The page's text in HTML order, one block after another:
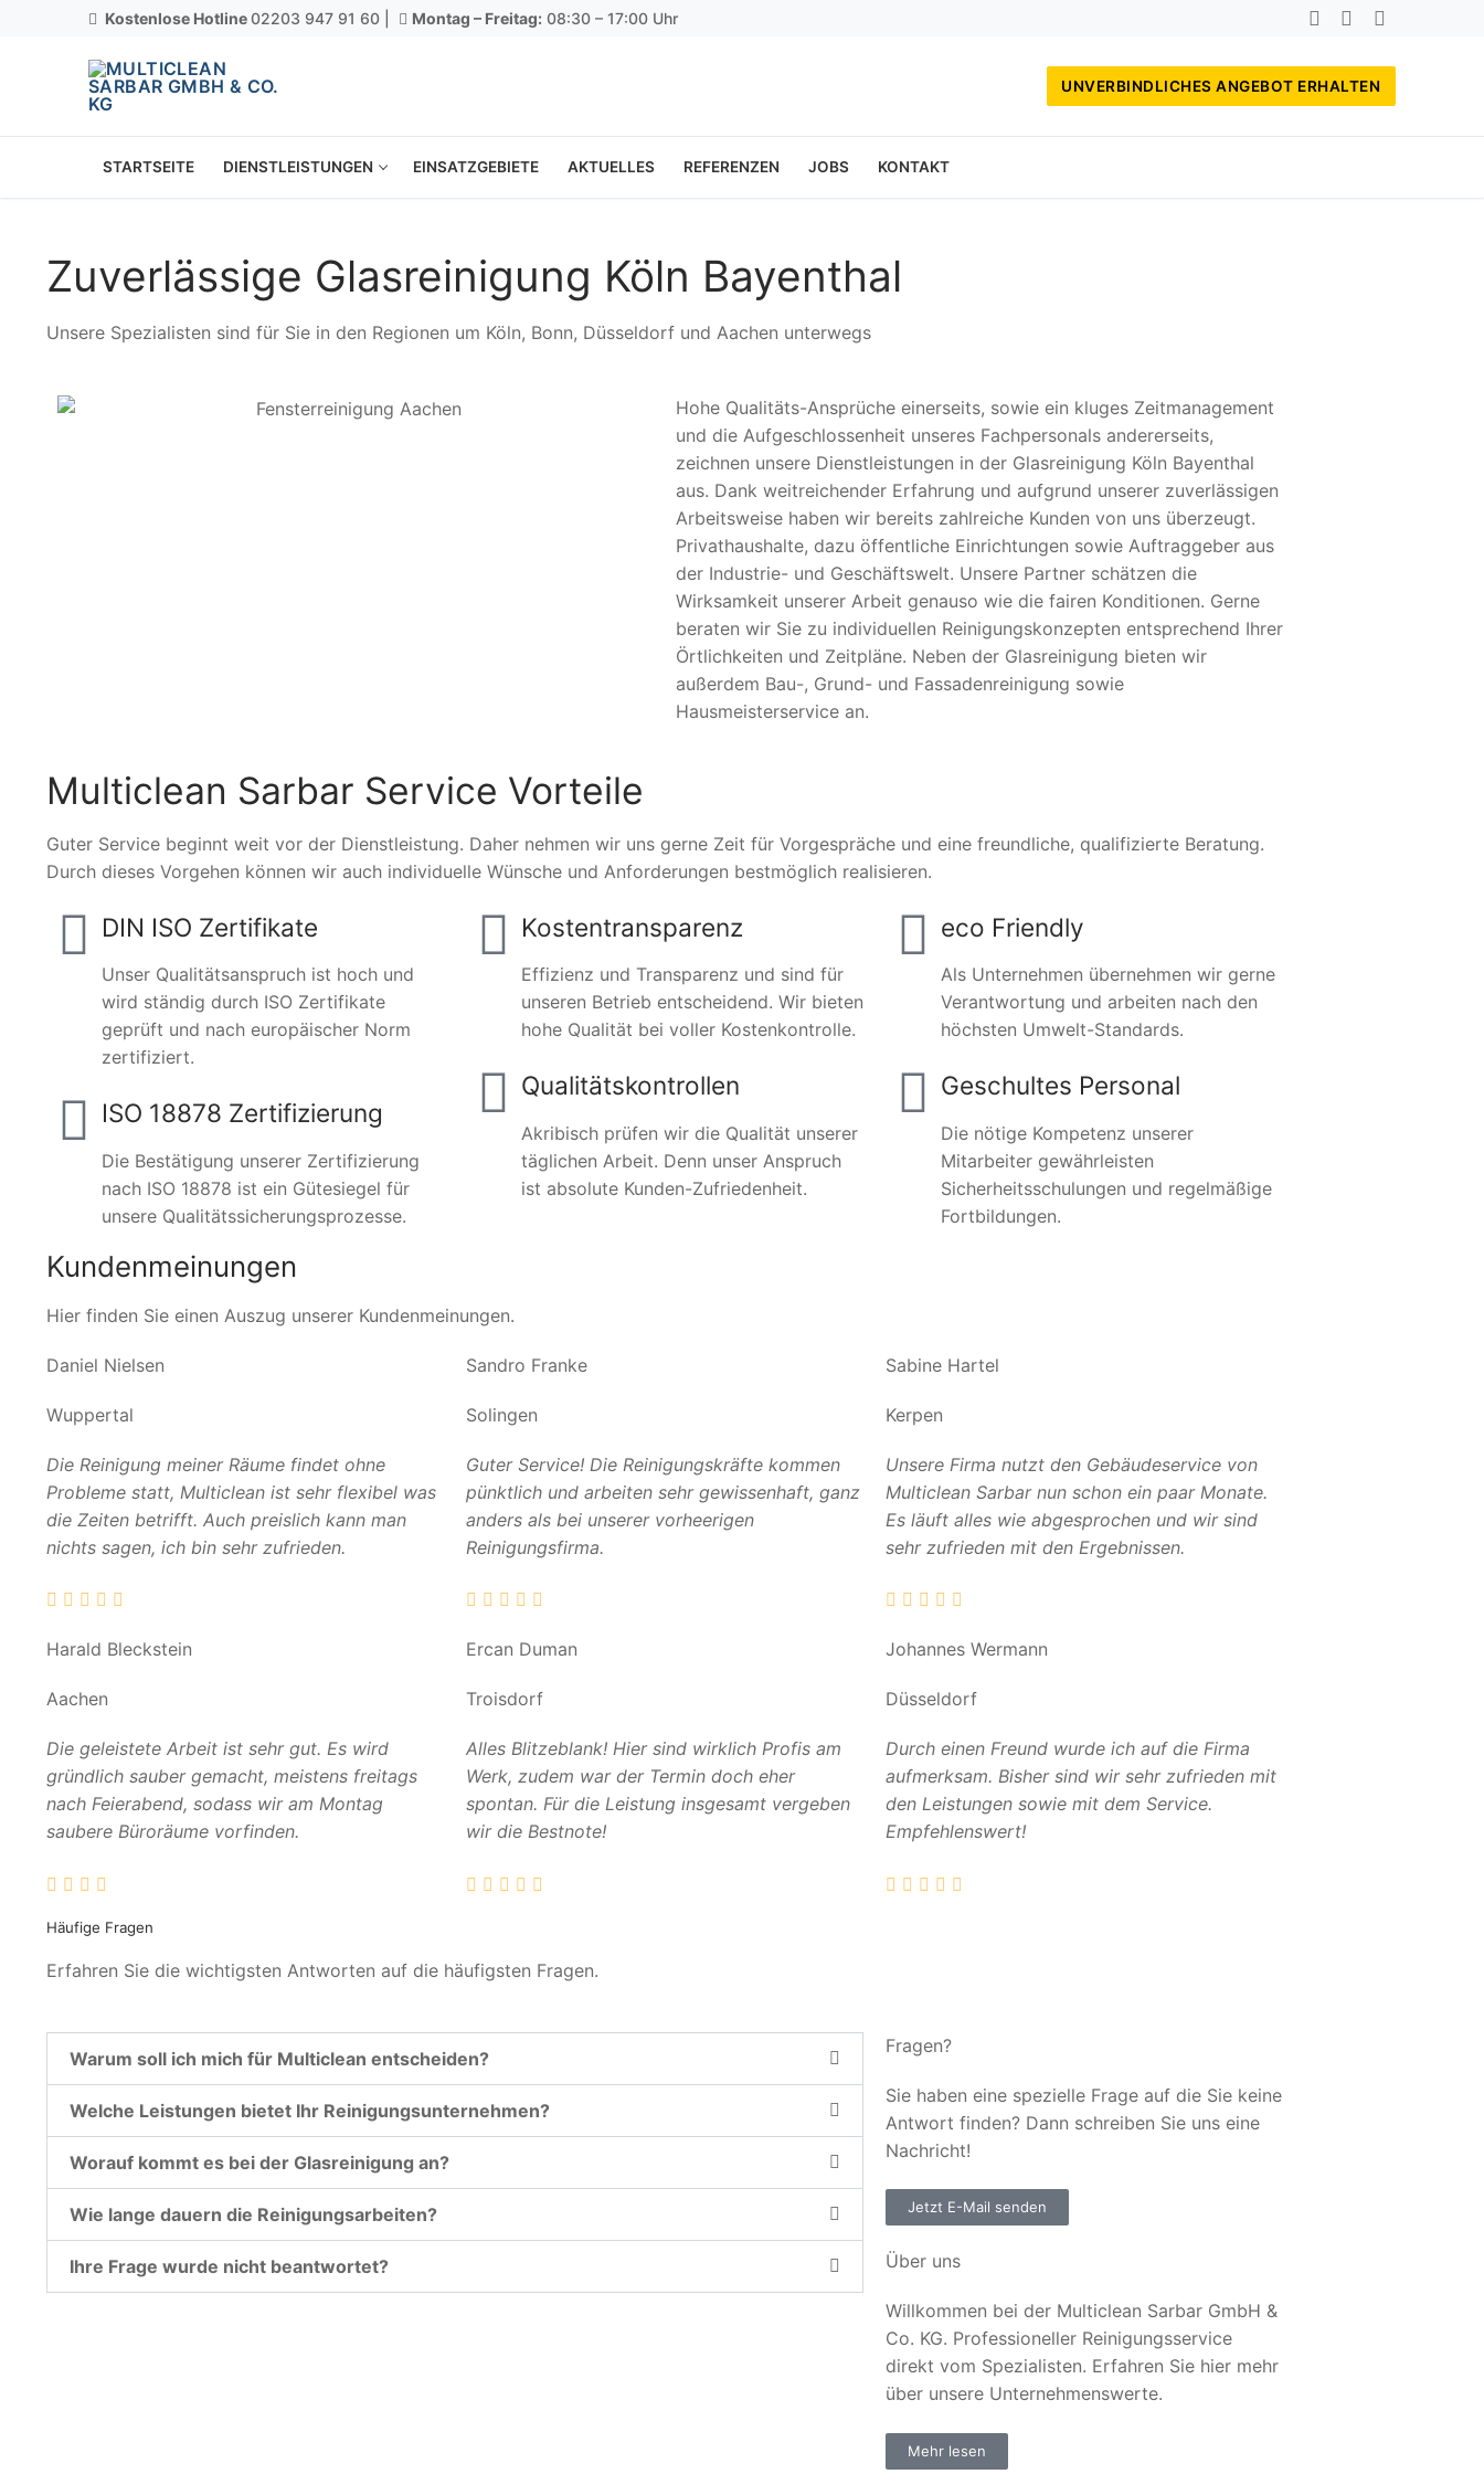
Kostenlose Hotline02203 947 91 60 | Montag – Freitag: 08:30 – 17:00 Uhr
UNVERBINDLICHES ANGEBOT ERHALTEN
STARTSEITE DIENSTLEISTUNGEN EINSATZGEBIETE AKTUELLES REFERENZEN JOBS KONTAKT
Zuverlässige Glasreinigung Köln Bayenthal
Unsere Spezialisten sind für Sie in den Regionen um Köln, Bonn, Düsseldorf und Aachen unterwegs
Hohe Qualitäts-Ansprüche einerseits, sowie ein kluges Zeitmanagement
und die Aufgeschlossenheit unseres Fachpersonals andererseits,
zeichnen unsere Dienstleistungen in der Glasreinigung Köln Bayenthal
aus. Dank weitreichender Erfahrung und aufgrund unserer zuverlässigen
Arbeitsweise haben wir bereits zahlreiche Kunden von uns überzeugt.
Privathaushalte, dazu öffentliche Einrichtungen sowie Auftraggeber aus
der Industrie- und Geschäftswelt. Unsere Partner schätzen die
Wirksamkeit unserer Arbeit genauso wie die fairen Konditionen. Gerne
beraten wir Sie zu individuellen Reinigungskonzepten entsprechend Ihrer
Örtlichkeiten und Zeitpläne. Neben der Glasreinigung bieten wir
außerdem Bau-, Grund- und Fassadenreinigung sowie
Hausmeisterservice an.
Multiclean Sarbar Service Vorteile
Guter Service beginnt weit vor der Dienstleistung. Daher nehmen wir uns gerne Zeit für Vorgespräche und eine freundliche, qualifizierte Beratung.
Durch dieses Vorgehen können wir auch individuelle Wünsche und Anforderungen bestmöglich realisieren.
DIN ISO Zertifikate
Unser Qualitätsanspruch ist hoch und
wird ständig durch ISO Zertifikate
geprüft und nach europäischer Norm
zertifiziert.
ISO 18878 Zertifizierung
Die Bestätigung unserer Zertifizierung
nach ISO 18878 ist ein Gütesiegel für
unsere Qualitätssicherungsprozesse.
Kostentransparenz
Effizienz und Transparenz und sind für
unseren Betrieb entscheidend. Wir bieten
hohe Qualität bei voller Kostenkontrolle.
Qualitätskontrollen
Akribisch prüfen wir die Qualität unserer
täglichen Arbeit. Denn unser Anspruch
ist absolute Kunden-Zufriedenheit.
eco Friendly
Als Unternehmen übernehmen wir gerne
Verantwortung und arbeiten nach den
höchsten Umwelt-Standards.
Geschultes Personal
Die nötige Kompetenz unserer
Mitarbeiter gewährleisten
Sicherheitsschulungen und regelmäßige
Fortbildungen.
Kundenmeinungen
Hier finden Sie einen Auszug unserer Kundenmeinungen.
Daniel Nielsen
Wuppertal
Die Reinigung meiner Räume findet ohne
Probleme statt, Multiclean ist sehr flexibel was
die Zeiten betrifft. Auch preislich kann man
nichts sagen, ich bin sehr zufrieden.
Sandro Franke
Solingen
Guter Service! Die Reinigungskräfte kommen
pünktlich und arbeiten sehr gewissenhaft, ganz
anders als bei unserer vorheerigen
Reinigungsfirma.
Sabine Hartel
Kerpen
Unsere Firma nutzt den Gebäudeservice von
Multiclean Sarbar nun schon ein paar Monate.
Es läuft alles wie abgesprochen und wir sind
sehr zufrieden mit den Ergebnissen.
Harald Bleckstein
Aachen
Die geleistete Arbeit ist sehr gut. Es wird
gründlich sauber gemacht, meistens freitags
nach Feierabend, sodass wir am Montag
saubere Büroräume vorfinden.
Ercan Duman
Troisdorf
Alles Blitzeblank! Hier sind wirklich Profis am
Werk, zudem war der Termin doch eher
spontan. Für die Leistung insgesamt vergeben
wir die Bestnote!
Johannes Wermann
Düsseldorf
Durch einen Freund wurde ich auf die Firma
aufmerksam. Bisher sind wir sehr zufrieden mit
den Leistungen sowie mit dem Service.
Empfehlenswert!
Häufige Fragen
Erfahren Sie die wichtigsten Antworten auf die häufigsten Fragen.
Warum soll ich mich für Multiclean entscheiden?
Welche Leistungen bietet Ihr Reinigungsunternehmen?
Worauf kommt es bei der Glasreinigung an?
Wie lange dauern die Reinigungsarbeiten?
Ihre Frage wurde nicht beantwortet?
Fragen?
Sie haben eine spezielle Frage auf die Sie keine
Antwort finden? Dann schreiben Sie uns eine
Nachricht!
Jetzt E-Mail senden
Über uns
Willkommen bei der Multiclean Sarbar GmbH &
Co. KG. Professioneller Reinigungsservice
direkt vom Spezialisten. Erfahren Sie hier mehr
über unsere Unternehmenswerte.
Mehr lesen